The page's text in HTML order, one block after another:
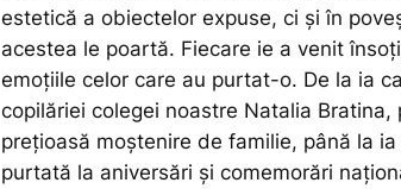
estetică a obiectelor expuse, ci și în
acestea le poartă. Fiecare ie a venit
emoțiile celor care au purtat-o. De la ia
copilăriei colegei noastre Natalia Bratina,
prețioasă moștenire de familie, până la
purtată la aniversări și comemorări